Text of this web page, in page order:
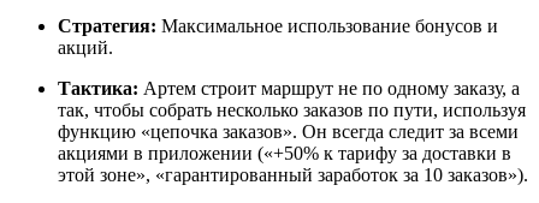
Стратегия: Максимальное использование бонусов и
акций.
Тактика: Артем строит маршрут не по одному заказу, а
так, чтобы собрать несколько заказов по пути, используя
функцию «цепочка заказов». Он всегда следит за всеми
акциями в приложении («+50% к тарифу за доставки в
этой зоне», «гарантированный заработок за 10 заказов»).